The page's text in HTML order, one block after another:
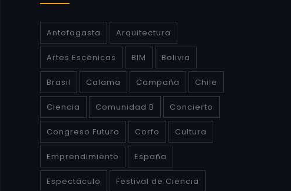
Antofagasta Arquitectura
Artes Escénicas BIM Bolivia
Brasil Calama Campaña Chile
CIencia Comunidad B Concierto
Congreso Futuro Corfo Cultura
Emprendimiento España
Espectáculo Festival de Ciencia